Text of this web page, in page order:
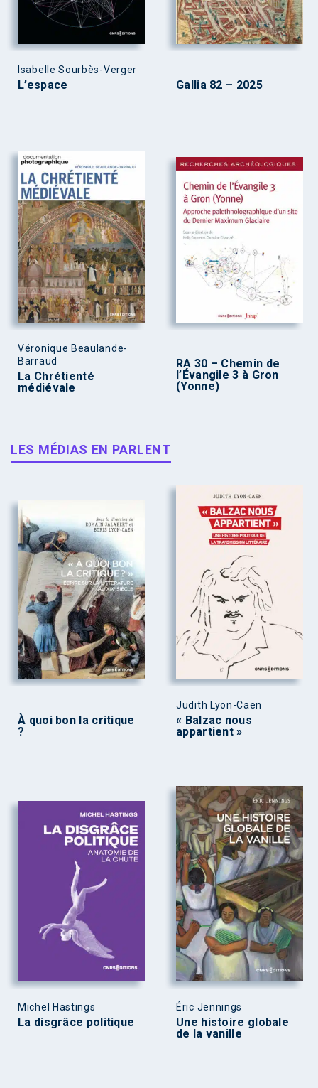
Isabelle Sourbès-Verger
L’espace Gallia 82 – 2025
Véronique Beaulande-
Barraud
La Chrétienté
médiévale
RA 30 – Chemin de
l’Évangile 3 à Gron
(Yonne)
LES MÉDIAS EN PARLENT
À quoi bon la critique
?
Judith Lyon-Caen
« Balzac nous
appartient »
Michel Hastings
La disgrâce politique
Éric Jennings
Une histoire globale
de la vanille